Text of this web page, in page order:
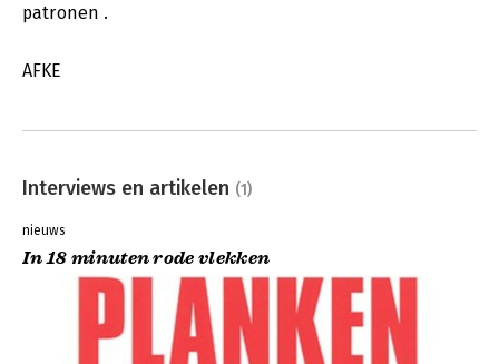
patronen .
AFKE
Interviews en artikelen (1)
nieuws
In 18 minuten rode vlekken